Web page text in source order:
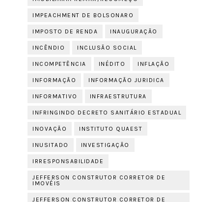
IMPEACHMENT DE BOLSONARO
IMPOSTO DE RENDA INAUGURAÇÃO
INCÊNDIO INCLUSÃO SOCIAL
INCOMPETÊNCIA INÉDITO INFLAÇÃO
INFORMAÇÃO INFORMAÇÃO JURIDICA
INFORMATIVO INFRAESTRUTURA
INFRINGINDO DECRETO SANITÁRIO ESTADUAL
INOVAÇÃO INSTITUTO QUAEST
INUSITADO INVESTIGAÇÃO
IRRESPONSABILIDADE
JEFFERSON CONSTRUTOR CORRETOR DE
IMOVÉIS
JEFFERSON CONSTRUTOR CORRETOR DE